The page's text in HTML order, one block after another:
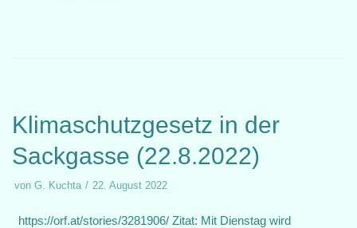
Klimaschutzgesetz in der
Sackgasse (22.8.2022)
von G. Kuchta 22. August 2022
https://orf.at/stories/3281906/ Zitat: Mit Dienstag wird